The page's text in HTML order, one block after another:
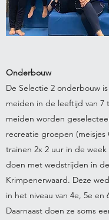
Onderbouw
De Selectie 2 onderbouw
meiden in de leeftijd van 7
meiden worden
recreatie groepen (meisjes
trainen 2x 2 uur in de
doen met wedstrijden in de
Krimpenerwaard. Deze
in het niveau van 4e, 5e en
Daarnaast doen ze soms